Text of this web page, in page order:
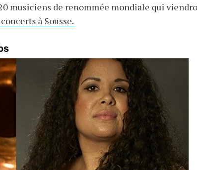
musiciens de renommée mondiale qui
à Sousse.